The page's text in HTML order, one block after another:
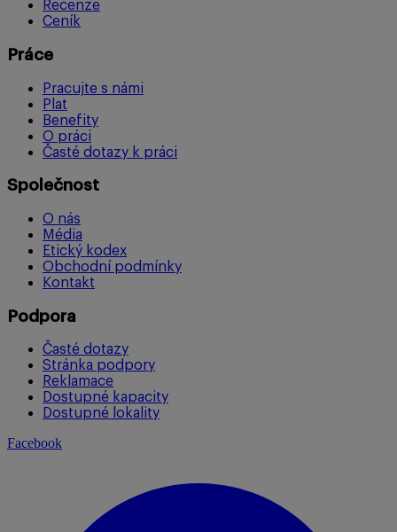
Recenze
Ceník
Práce
Pracujte s námi
Plat
Benefity
O práci
Časté dotazy k práci
Společnost
O nás
Média
Etický kodex
Obchodní podmínky
Kontakt
Podpora
Časté dotazy
Stránka podpory
Reklamace
Dostupné kapacity
Dostupné lokality
Facebook